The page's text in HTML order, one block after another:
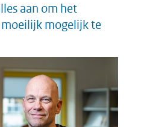
aan om het
mogelijk te